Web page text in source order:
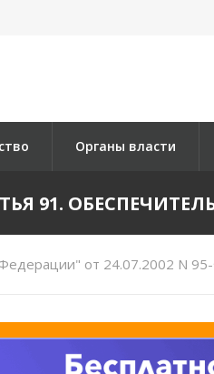
Органы власти
91.
от 24.07.2002 N